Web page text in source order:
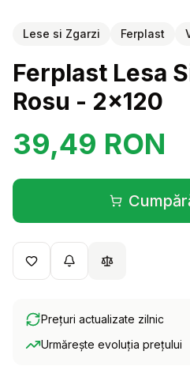
Lese si Zgarzi Ferplast
Ferplast Lesa
Rosu - 2x120
39,49 RON
Prețuri actualizate zilnic
Urmărește evoluția prețului